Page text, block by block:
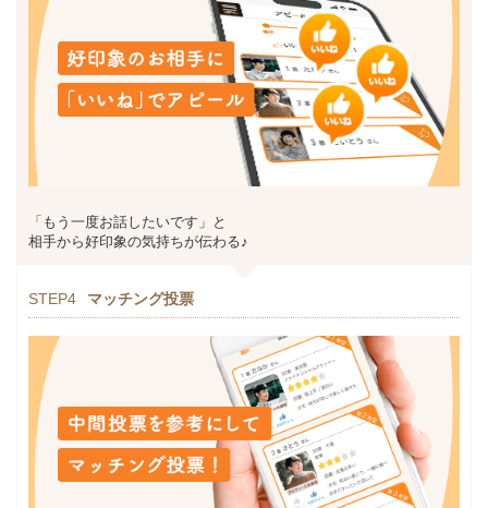
「もう一度お話したいです」と
相手から好印象の気持ちが伝わる♪
STEP4 マッチング投票